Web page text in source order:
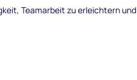
Teamarbeit zu erleichtern und